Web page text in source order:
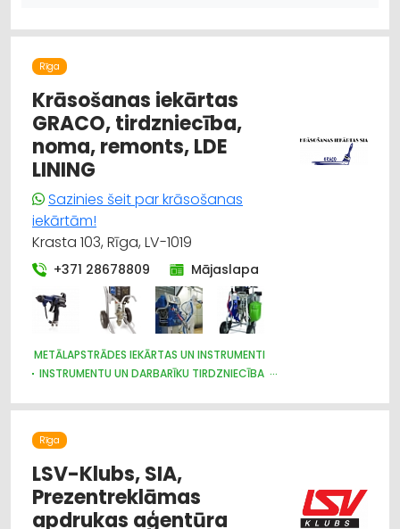
CELTNIECĪBAS UN REMONTA DARBI
Rīga
Krāsošanas iekārtas
GRACO, tirdzniecība,
noma, remonts, LDE
LINING
Sazinies šeit par krāsošanas
iekārtām!
Krasta 103, Rīga, LV-1019
+371 28678809 Mājaslapa
METĀLAPSTRĀDES IEKĀRTAS UN INSTRUMENTI
INSTRUMENTU UN DARBARĪKU TIRDZNIECĪBA
KUĢU BŪVE UN REMONTS
KOKAPSTRĀDE
TELPĀM
MĒBEĻU RAŽOŠANA, MĒBEĻU SAGATAVES
METĀLA VIRSMU APSTRĀDE
METĀLAPSTRĀDE
APDARES MATERIĀLI: TIRDZNIECĪBA
Rīga
LSV-Klubs, SIA,
Prezentreklāmas
apdrukas aģentūra